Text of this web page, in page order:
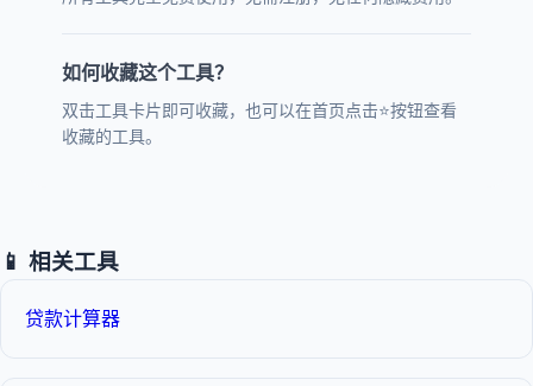
如何收藏这个工具？
双击工具卡片即可收藏，也可以在首页点击⭐按钮查看
收藏的工具。
📱 相关工具
贷款计算器